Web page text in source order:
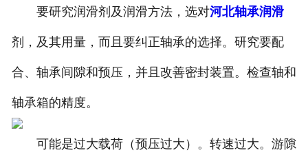
要研究润滑剂及润滑方法，选对河北轴承润滑
剂，及其用量，而且要纠正轴承的选择。研究要配
合、轴承间隙和预压，并且改善密封装置。检查轴和
轴承箱的精度。
可能是过大载荷（预压过大）。转速过大。游隙